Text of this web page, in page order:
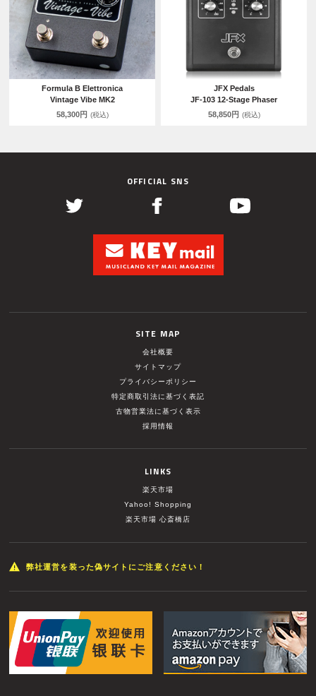
Formula B Elettronica
Vintage Vibe MK2
58,300円 (税込)
JFX Pedals
JF-103 12-Stage Phaser
58,850円 (税込)
OFFICIAL SNS
SITE MAP
会社概要
サイトマップ
プライバシーポリシー
特定商取引法に基づく表記
古物営業法に基づく表示
採用情報
LINKS
楽天市場
Yahoo! Shopping
楽天市場 心斎橋店
弊社運営を装った偽サイトにご注意ください！